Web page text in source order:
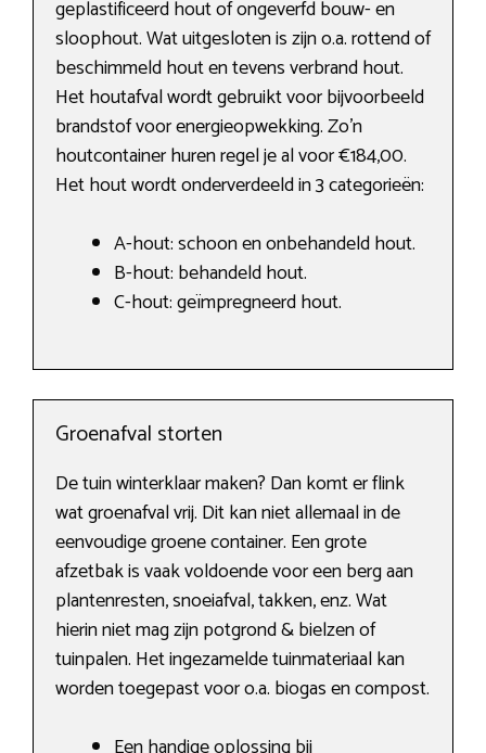
geplastificeerd hout of ongeverfd bouw- en
sloophout. Wat uitgesloten is zijn o.a. rottend of
beschimmeld hout en tevens verbrand hout.
Het houtafval wordt gebruikt voor bijvoorbeeld
brandstof voor energieopwekking. Zo’n
houtcontainer huren regel je al voor €184,00.
Het hout wordt onderverdeeld in 3 categorieën:
A-hout: schoon en onbehandeld hout.
B-hout: behandeld hout.
C-hout: geïmpregneerd hout.
Groenafval storten
De tuin winterklaar maken? Dan komt er flink
wat groenafval vrij. Dit kan niet allemaal in de
eenvoudige groene container. Een grote
afzetbak is vaak voldoende voor een berg aan
plantenresten, snoeiafval, takken, enz. Wat
hierin niet mag zijn potgrond & bielzen of
tuinpalen. Het ingezamelde tuinmateriaal kan
worden toegepast voor o.a. biogas en compost.